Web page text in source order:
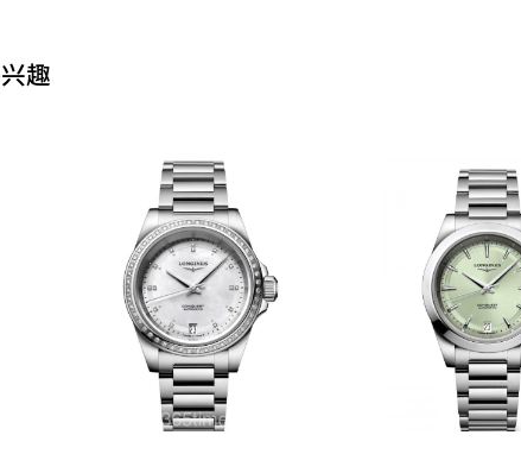
趣